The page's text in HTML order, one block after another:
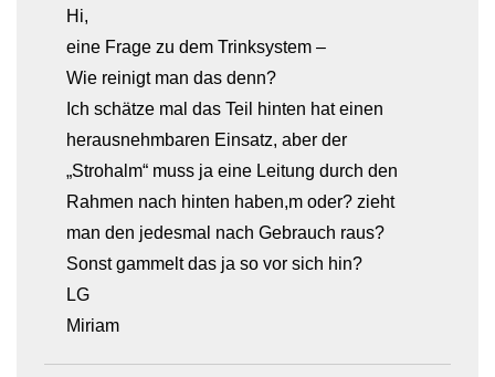
Hi,
eine Frage zu dem Trinksystem –
Wie reinigt man das denn?
Ich schätze mal das Teil hinten hat einen
herausnehmbaren Einsatz, aber der
„Strohalm“ muss ja eine Leitung durch den
Rahmen nach hinten haben,m oder? zieht
man den jedesmal nach Gebrauch raus?
Sonst gammelt das ja so vor sich hin?
LG
Miriam